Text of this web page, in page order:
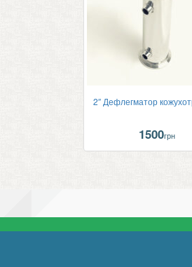
2″ Дефлегматор
1500грн